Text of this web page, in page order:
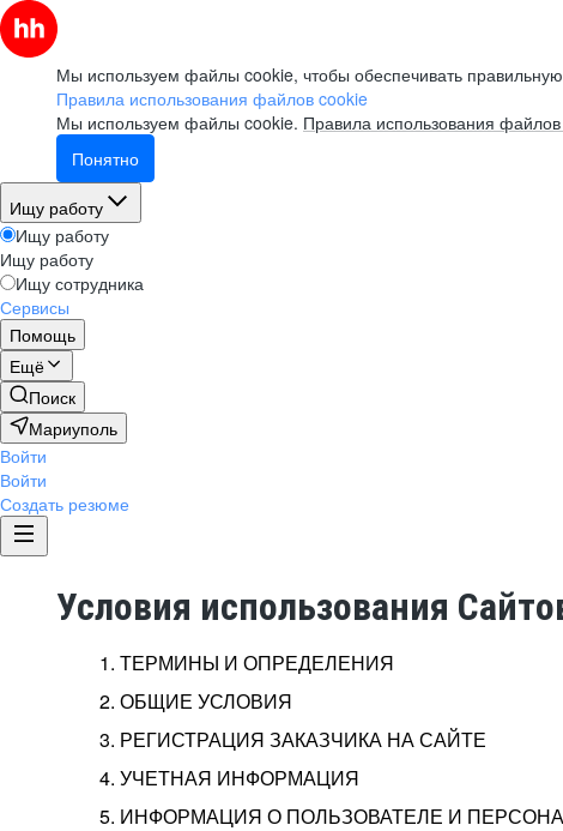
Мы используем файлы cookie, чтобы обеспечивать
Правила использования файлов cookie
Мы используем файлы cookie. Правила использования
Понятно
Ищу работу
Ищу работу
Ищу работу
Ищу сотрудника
Сервисы
Помощь
Ещё
Поиск
Мариуполь
Войти
Войти
Создать резюме
Условия использования
1. ТЕРМИНЫ И ОПРЕДЕЛЕНИЯ
2. ОБЩИЕ УСЛОВИЯ
3. РЕГИСТРАЦИЯ ЗАКАЗЧИКА НА САЙТЕ
4. УЧЕТНАЯ ИНФОРМАЦИЯ
5. ИНФОРМАЦИЯ О ПОЛЬЗОВАТЕЛЕ И